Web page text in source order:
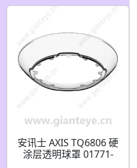
安讯士 AXIS TQ6806 硬
涂层透明球罩 01771-